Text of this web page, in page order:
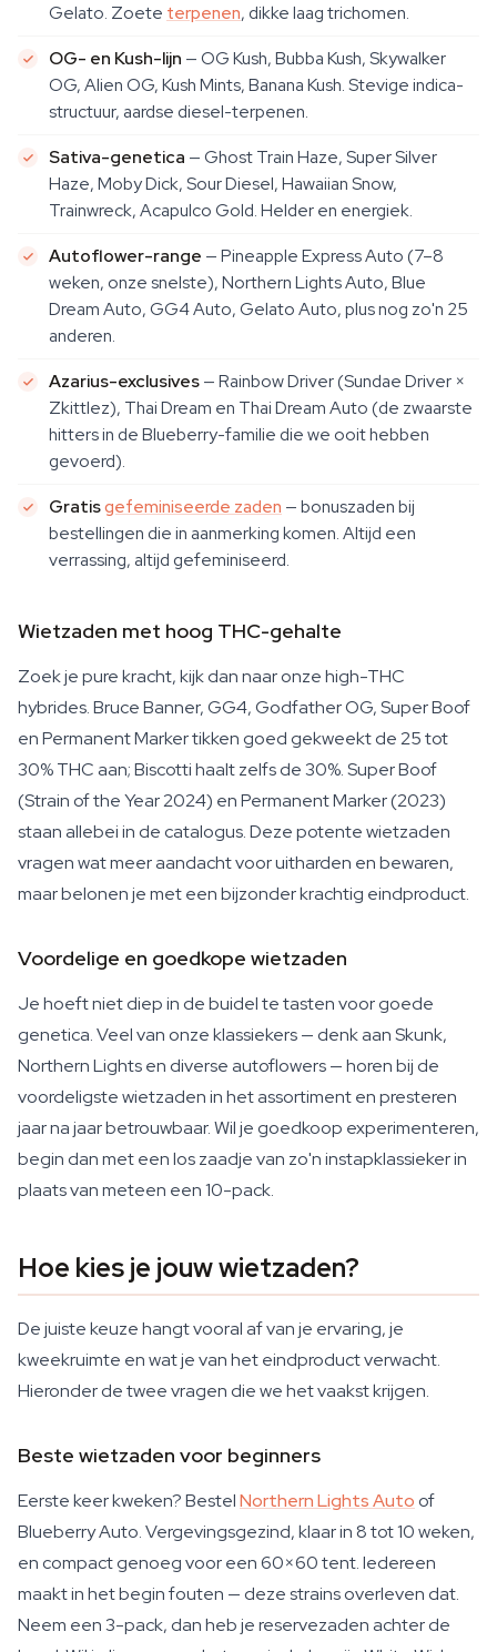
Gelato. Zoete terpenen, dikke laag trichomen.
OG- en Kush-lijn — OG Kush, Bubba Kush, Skywalker
OG, Alien OG, Kush Mints, Banana Kush. Stevige indica-
structuur, aardse diesel-terpenen.
Sativa-genetica — Ghost Train Haze, Super Silver
Haze, Moby Dick, Sour Diesel, Hawaiian Snow,
Trainwreck, Acapulco Gold. Helder en energiek.
Autoflower-range — Pineapple Express Auto (7–8
weken, onze snelste), Northern Lights Auto, Blue
Dream Auto, GG4 Auto, Gelato Auto, plus nog zo'n 25
anderen.
Azarius-exclusives— Rainbow Driver (Sundae Driver ×
Zkittlez), Thai Dream en Thai Dream Auto (de zwaarste
hitters in de Blueberry-familie die we ooit hebben
gevoerd).
Gratisgefeminiseerde zaden — bonuszaden bij
bestellingen die in aanmerking komen. Altijd een
verrassing, altijd gefeminiseerd.
Wietzaden met hoog THC-gehalte
Zoek je pure kracht, kijk dan naar onze high-THC
hybrides. Bruce Banner, GG4, Godfather OG, Super Boof
en Permanent Marker tikken goed gekweekt de 25 tot
30% THC aan; Biscotti haalt zelfs de 30%. Super Boof
(Strain of the Year 2024) en Permanent Marker (2023)
staan allebei in de catalogus. Deze potente wietzaden
vragen wat meer aandacht voor uitharden en bewaren,
maar belonen je met een bijzonder krachtig eindproduct.
Voordelige en goedkope wietzaden
Je hoeft niet diep in de buidel te tasten voor goede
genetica. Veel van onze klassiekers — denk aan Skunk,
Northern Lights en diverse autoflowers — horen bij de
voordeligste wietzaden in het assortiment en presteren
jaar na jaar betrouwbaar. Wil je goedkoop experimenteren,
begin dan met een los zaadje van zo'n instapklassieker in
plaats van meteen een 10-pack.
Hoe kies je jouw wietzaden?
De juiste keuze hangt vooral af van je ervaring, je
kweekruimte en wat je van het eindproduct verwacht.
Hieronder de twee vragen die we het vaakst krijgen.
Beste wietzaden voor beginners
Eerste keer kweken? BestelNorthern Lights Auto of
Blueberry Auto. Vergevingsgezind, klaar in 8 tot 10 weken,
en compact genoeg voor een 60×60 tent. Iedereen
maakt in het begin fouten — deze strains overleven dat.
Neem een 3-pack, dan heb je reservezaden achter de